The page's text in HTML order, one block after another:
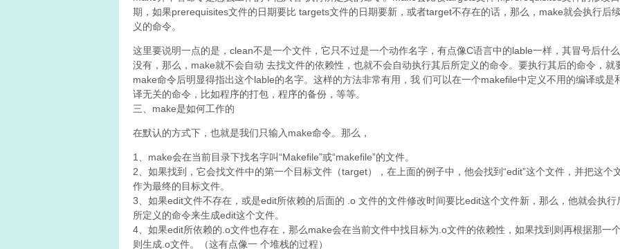
期，如果prerequisites文件的日期要比 targets文件的日期要新，或者target不存在的话，那么，make就会执行后
义的命令。
这里要说明一点的是，clean不是一个文件，它只不过是一个动作名字，有点像C语言中的lable一样，其冒号后什
没有，那么，make就不会自动 去找文件的依赖性，也就不会自动执行其后所定义的命令。要执行其后的命令，就
make命令后明显得指出这个lable的名字。这样的方法非常有用，我 们可以在一个makefile中定义不用的编译或是
译无关的命令，比如程序的打包，程序的备份，等等。
三、make是如何工作的
在默认的方式下，也就是我们只输入make命令。那么，
1、make会在当前目录下找名字叫“Makefile”或“makefile”的文件。
2、如果找到，它会找文件中的第一个目标文件（target），在上面的例子中，他会找到“edit”这个文件，并把这个
作为最终的目标文件。
3、如果edit文件不存在，或是edit所依赖的后面的 .o 文件的文件修改时间要比edit这个文件新，那么，他就会执行
所定义的命令来生成edit这个文件。
4、如果edit所依赖的.o文件也存在，那么make会在当前文件中找目标为.o文件的依赖性，如果找到则再根据那一
则生成.o文件。（这有点像一 个堆栈的过程）